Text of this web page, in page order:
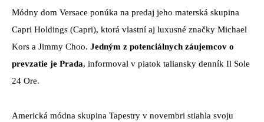
Módny dom Versace ponúka na predaj jeho materská skupina
Capri Holdings (Capri), ktorá vlastní aj luxusné značky Michael
Kors a Jimmy Choo. Jedným z potenciálnych záujemcov o
prevzatie je Prada, informoval v piatok taliansky denník Il Sole
24 Ore.
Americká módna skupina Tapestry v novembri stiahla svoju